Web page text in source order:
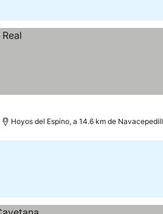
Hoyos del Espino, a 14.6 km de